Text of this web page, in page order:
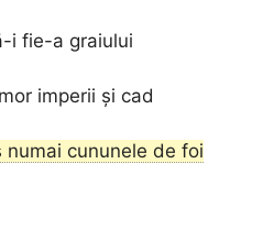
i fie-a graiului
imperii și cad
cununele de foi